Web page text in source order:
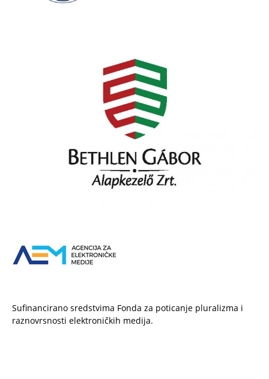
Sufinancirano sredstvima Fonda za poticanje pluralizma i
raznovrsnosti elektroničkih medija.